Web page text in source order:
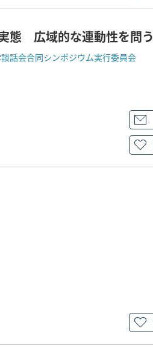
態 広域的な連動性を問う
話会合同シンポジウム実行委員会